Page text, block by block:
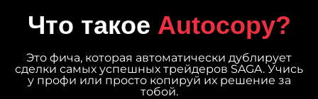
Что такое Autocopy?
Это фича, которая автоматически дублирует
сделки самых успешных трейдеров SAGA. Учись
у профи или просто копируй их решение за
тобой.